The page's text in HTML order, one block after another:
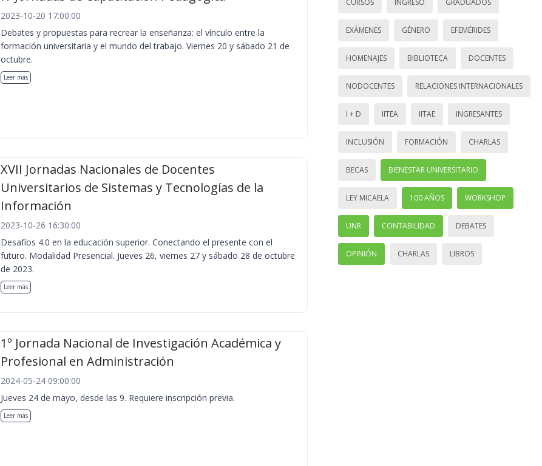
2023-10-20 17:00:00
Debates y propuestas para recrear la enseñanza: el vínculo entre la
formación universitaria y el mundo del trabajo. Viernes 20 y sábado 21 de
octubre.
Leer más
XVII Jornadas Nacionales de Docentes
Universitarios de Sistemas y Tecnologías de la
Información
2023-10-26 16:30:00
Desafíos 4.0 en la educación superior. Conectando el presente con el
futuro. Modalidad Presencial. Jueves 26, viernes 27 y sábado 28 de octubre
de 2023.
Leer más
1º Jornada Nacional de Investigación Académica y
Profesional en Administración
2024-05-24 09:00:00
Jueves 24 de mayo, desde las 9. Requiere inscripción previa.
Leer más
CURSOS INGRESO GRADUADOS
EXÁMENES GÉNERO EFEMÉRIDES
HOMENAJES BIBLIOTECA DOCENTES
NODOCENTES RELACIONES INTERNACIONALES
I + D IITEA IITAE INGRESANTES
INCLUSIÓN FORMACIÓN CHARLAS
BECAS BIENESTAR UNIVERSITARIO
LEY MICAELA 100 AÑOS WORKSHOP
UNR CONTABILIDAD DEBATES
OPINIÓN CHARLAS LIBROS